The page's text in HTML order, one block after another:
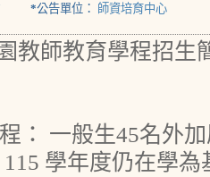
*公告單位：
師資培育中心
教師教育學程招生
： 一般生45名外
學年度仍在學